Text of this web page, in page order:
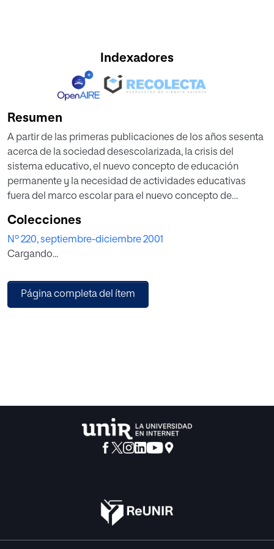
Indexadores
Resumen
A partir de las primeras publicaciones de los años sesenta
acerca de la sociedad desescolarizada, la crisis del
sistema educativo, el nuevo concepto de educación
permanente y la necesidad de actividades educativas
fuera del marco escolar para el nuevo concepto de
especialmente, a partir de los artículos y libros publicados
en la década de los setenta por autores norteamericanos
como Philip H. Coombs, Roy Prossser, Manzoor Ahmed,
término de educación no formal comienza a ser utilizado
con fuerza en el mundo educativo. Hoy en día hay un
Colecciones
Nº 220, septiembre-diciembre 2001
Cargando...
Página completa del ítem